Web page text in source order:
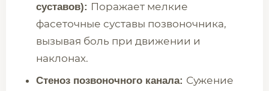
суставов): Поражает мелкие
фасеточные суставы позвоночника,
вызывая боль при движении и
наклонах.
Стеноз позвоночного канала: Сужение